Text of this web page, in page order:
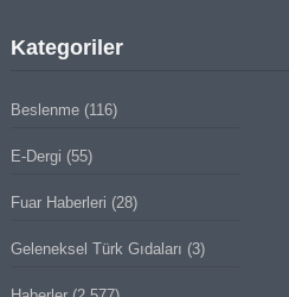
Kategoriler
Beslenme(116)
E-Dergi (55)
Fuar Haberleri (28)
Geleneksel Türk Gıdaları (3)